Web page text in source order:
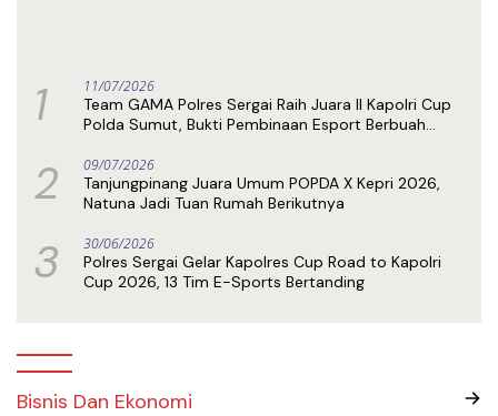
1 11/07/2026
Team GAMA Polres Sergai Raih Juara II Kapolri Cup
Polda Sumut, Bukti Pembinaan Esport Berbuah
2 09/07/2026
Tanjungpinang Juara Umum POPDA X Kepri 2026,
Natuna Jadi Tuan Rumah Berikutnya
3 30/06/2026
Polres Sergai Gelar Kapolres Cup Road to Kapolri
Cup 2026, 13 Tim E-Sports Bertanding
Bisnis Dan Ekonomi